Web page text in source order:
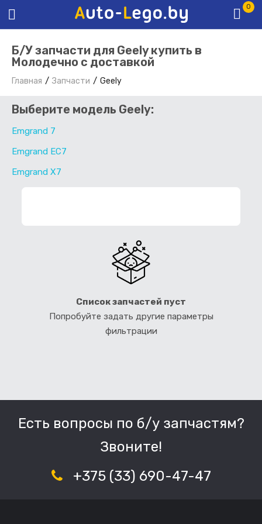
0
Б/У запчасти для Geely купить в
Молодечно с доставкой
Главная Запчасти Geely
Выберите модель Geely:
Emgrand 7
Emgrand EC7
Emgrand X7
Список запчастей пуст
Попробуйте задать другие параметры
фильтрации
Есть вопросы по б/у запчастям?
Звоните!
+375 (33) 690-47-47